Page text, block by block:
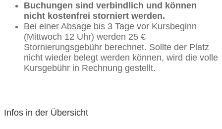
Buchungen sind verbindlich und können
nicht kostenfrei storniert werden.
Bei einer Absage bis 3 Tage vor Kursbeginn
(Mittwoch 12 Uhr) werden 25 €
Stornierungsgebühr berechnet. Sollte der Platz
nicht wieder belegt werden können, wird die volle
Kursgebühr in Rechnung gestellt.
Infos in der Übersicht